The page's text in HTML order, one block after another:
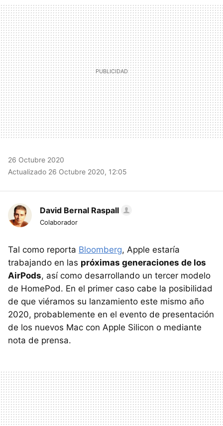
MAIL
26 Octubre 2020
Actualizado 26 Octubre 2020, 12:05
David Bernal Raspall
Colaborador
Tal como reporta Bloomberg, Apple estaría
trabajando en las próximas generaciones de los
AirPods, así como desarrollando un tercer modelo
de HomePod. En el primer caso cabe la posibilidad
de que viéramos su lanzamiento este mismo año
2020, probablemente en el evento de presentación
de los nuevos Mac con Apple Silicon o mediante
nota de prensa.